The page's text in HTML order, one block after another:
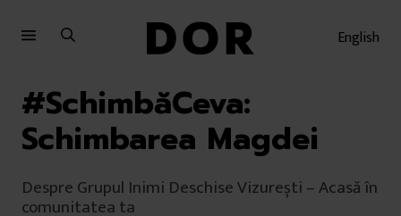
English
#SchimbăCeva:
Schimbarea Magdei
Despre Grupul Inimi Deschise Vizurești – Acasă în
comunitatea ta